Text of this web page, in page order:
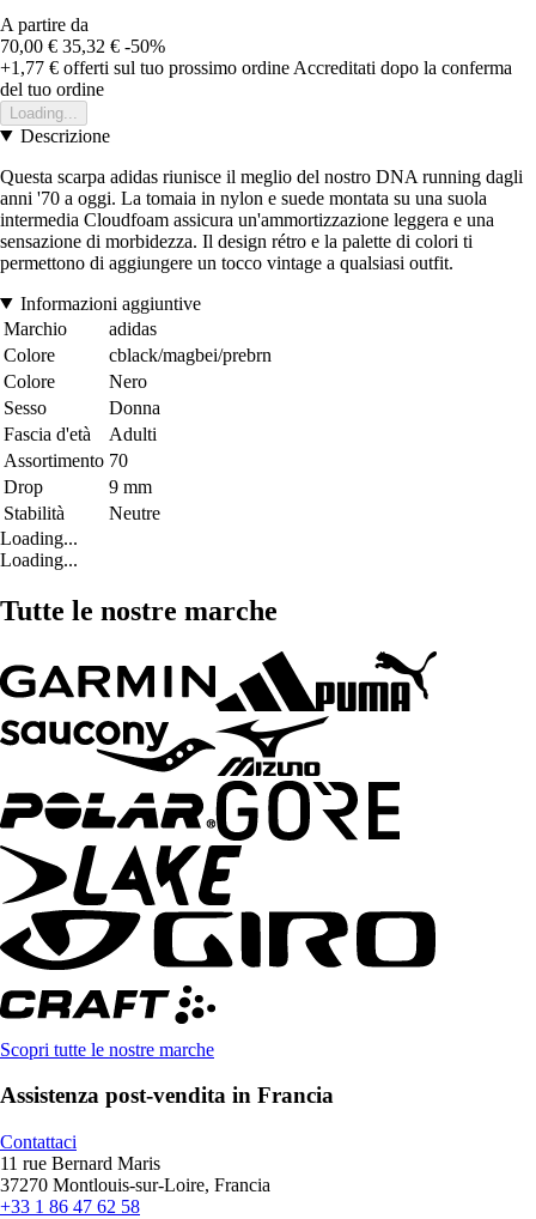
A partire da
70,00 € 35,32 € -50%
+1,77 € offerti sul tuo prossimo ordine Accreditati dopo la conferma
del tuo ordine
Loading...
Descrizione
Questa scarpa adidas riunisce il meglio del nostro DNA running dagli
anni '70 a oggi. La tomaia in nylon e suede montata su una suola
intermedia Cloudfoam assicura un'ammortizzazione leggera e una
sensazione di morbidezza. Il design rétro e la palette di colori ti
permettono di aggiungere un tocco vintage a qualsiasi outfit.
Informazioni aggiuntive
Marchio
adidas
Colore
cblack/magbei/prebrn
Colore
Nero
Sesso
Donna
Fascia d'età
Adulti
Assortimento 70
Drop
9 mm
Stabilità
Neutre
Loading...
Loading...
Tutte le nostre marche
Scopri tutte le nostre marche
Assistenza post-vendita in Francia
Contattaci
11 rue Bernard Maris
37270 Montlouis-sur-Loire, Francia
+33 1 86 47 62 58